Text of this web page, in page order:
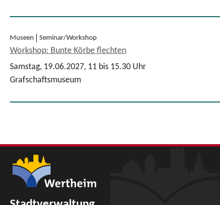
Museen Seminar/Workshop
Workshop: Bunte Körbe flechten
Samstag, 19.06.2027, 11 bis 15.30 Uhr
Grafschaftsmuseum